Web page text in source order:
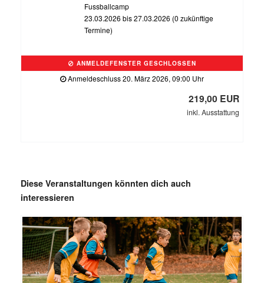
Fussballcamp
23.03.2026 bis 27.03.2026 (0 zukünftige
Termine)
ANMELDEFENSTER GESCHLOSSEN
Anmeldeschluss 20. März 2026, 09:00 Uhr
219,00 EUR
inkl. Ausstattung
Diese Veranstaltungen könnten dich auch
interessieren